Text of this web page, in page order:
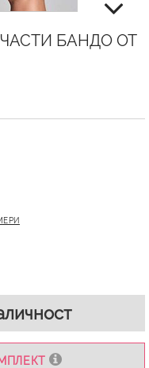
БАНДО ОТ